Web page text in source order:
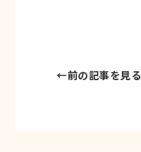
←前の記事を見る